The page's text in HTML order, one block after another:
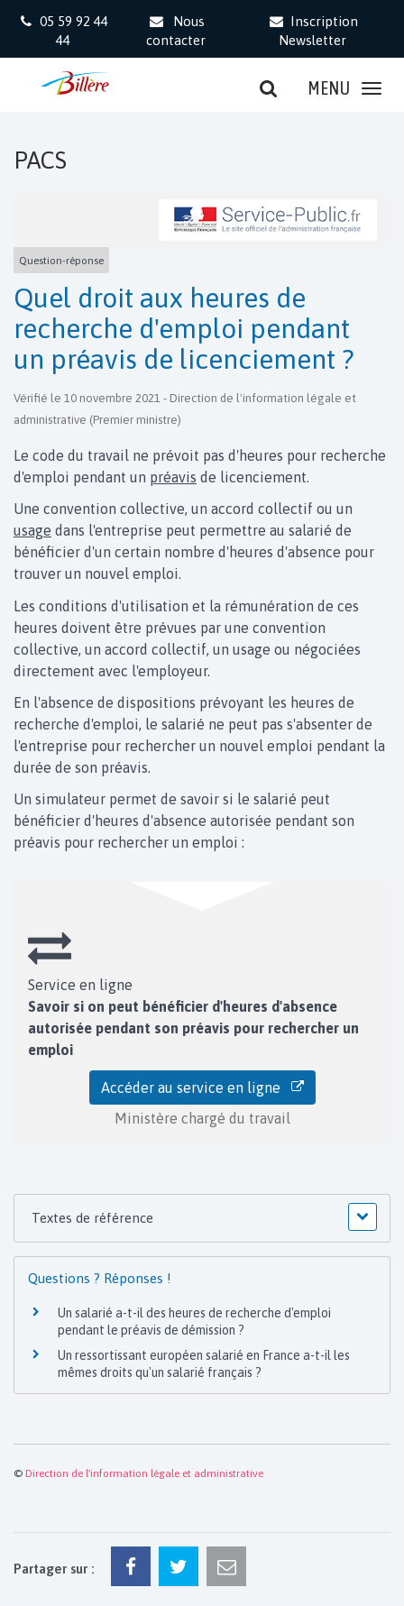
05 59 92 44
44
Nous
contacter
Inscription
Newsletter
MENU
PACS
Question-réponse
Quel droit aux heures de
recherche d'emploi pendant
un préavis de licenciement ?
Vérifié le 10 novembre 2021 - Direction de l'information légale et
administrative (Premier ministre)
Le code du travail ne prévoit pas d'heures pour recherche
d'emploi pendant un préavis de licenciement.
Une convention collective, un accord collectif ou un
usage dans l'entreprise peut permettre au salarié de
bénéficier d'un certain nombre d'heures d'absence pour
trouver un nouvel emploi.
Les conditions d'utilisation et la rémunération de ces
heures doivent être prévues par une convention
collective, un accord collectif, un usage ou négociées
directement avec l'employeur.
En l'absence de dispositions prévoyant les heures de
recherche d'emploi, le salarié ne peut pas s'absenter de
l'entreprise pour rechercher un nouvel emploi pendant la
durée de son préavis.
Un simulateur permet de savoir si le salarié peut
bénéficier d'heures d'absence autorisée pendant son
préavis pour rechercher un emploi :
Service en ligne
Savoir si on peut bénéficier d'heures d'absence
autorisée pendant son préavis pour rechercher un
emploi
Accéder au service en ligne
Ministère chargé du travail
Textes de référence
Questions ? Réponses !
Un salarié a-t-il des heures de recherche d'emploi
pendant le préavis de démission ?
Un ressortissant européen salarié en France a-t-il les
mêmes droits qu'un salarié français ?
© Direction de l'information légale et administrative
Partager sur :